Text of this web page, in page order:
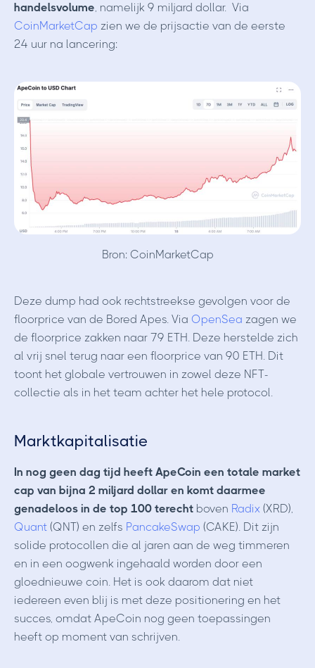
handelsvolume, namelijk 9 miljard dollar. Via
CoinMarketCap zien we de prijsactie van de eerste
24 uur na lancering:
Bron: CoinMarketCap
Deze dump had ook rechtstreekse gevolgen voor de
floorprice van de Bored Apes. Via OpenSea zagen we
de floorprice zakken naar 79 ETH. Deze herstelde zich
al vrij snel terug naar een floorprice van 90 ETH. Dit
toont het globale vertrouwen in zowel deze NFT-
collectie als in het team achter het hele protocol.
Marktkapitalisatie
In nog geen dag tijd heeft ApeCoin een totale market
cap van bijna 2 miljard dollar en komt daarmee
genadeloos in de top 100 terecht boven Radix (XRD),
Quant (QNT) en zelfs PancakeSwap (CAKE). Dit zijn
solide protocollen die al jaren aan de weg timmeren
en in een oogwenk ingehaald worden door een
gloednieuwe coin. Het is ook daarom dat niet
iedereen even blij is met deze positionering en het
succes, omdat ApeCoin nog geen toepassingen
heeft op moment van schrijven.